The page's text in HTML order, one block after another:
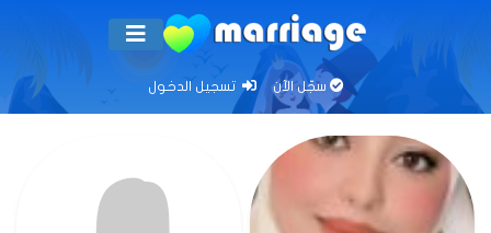
سجّل الآن تسجيل الدخول